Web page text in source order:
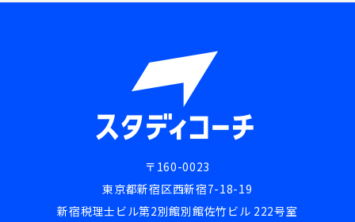
〒160-0023
東京都新宿区西新宿7-18-19
新宿税理士ビル第2別館別館佐竹ビル 222号室